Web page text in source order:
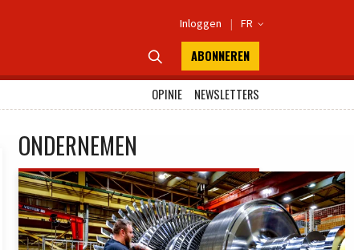
Inloggen | FR 
 ABONNEREN
OPINIE
NEWSLETTERS
ONDERNEMEN